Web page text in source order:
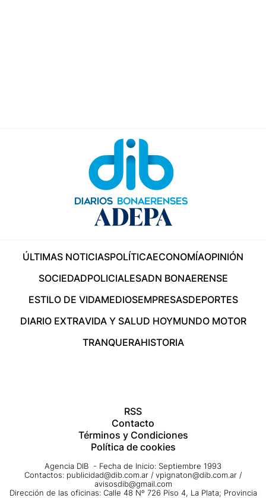
ÚLTIMAS NOTICIASPOLÍTICAECONOMÍAOPINIÓN
SOCIEDADPOLICIALESADN BONAERENSE
ESTILO DE VIDAMEDIOSEMPRESASDEPORTES
DIARIO EXTRAVIDA Y SALUD HOYMUNDO MOTOR
TRANQUERAHISTORIA
RSS
Contacto
Términos y Condiciones
Política de cookies
Agencia DIB - Fecha de Inicio: Septiembre 1993
Contactos: publicidad@dib.com.ar / vpignaton@dib.com.ar /
avisosdib@gmail.com
Dirección de las oficinas: Calle 48 Nº 726 Piso 4, La Plata; Provincia